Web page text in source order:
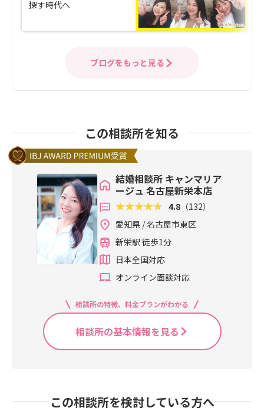
探す時代へ
ブログをもっと見る
この相談所を知る
結婚相談所 キャンマリア
ージュ 名古屋新栄本店
4.8 （132）
愛知県 / 名古屋市東区
新栄駅 徒歩1分
日本全国対応
オンライン面談対応
相談所の特徴、料金プランがわかる
相談所の基本情報を見る
この相談所を検討している方へ